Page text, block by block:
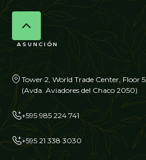
ASUNCIÓN
Tower 2, World Trade Center, Floor 5
(Avda. Aviadores del Chaco 2050)
+595 985 224 741
+595 21 338 3030